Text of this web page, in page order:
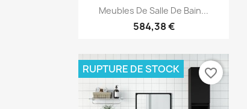
Aperçu rapide
Meubles De Salle De Bain...
584,38 €
RUPTURE DE STOCK favorite_border